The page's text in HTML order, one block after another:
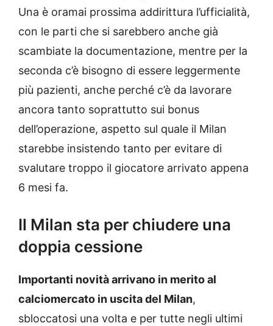
Una è oramai prossima addirittura l’ufficialità,
con le parti che si sarebbero anche già
scambiate la documentazione, mentre per la
seconda c’è bisogno di essere leggermente
più pazienti, anche perché c’è da lavorare
ancora tanto soprattutto sui bonus
dell’operazione, aspetto sul quale il Milan
starebbe insistendo tanto per evitare di
svalutare troppo il giocatore arrivato appena
6 mesi fa.
Il Milan sta per chiudere una
doppia cessione
Importanti novità arrivano in merito al
calciomercato in uscita del Milan,
sbloccatosi una volta e per tutte negli ultimi